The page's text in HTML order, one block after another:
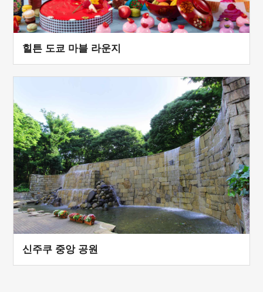
힐튼 도쿄 마블 라운지
신주쿠 중앙 공원